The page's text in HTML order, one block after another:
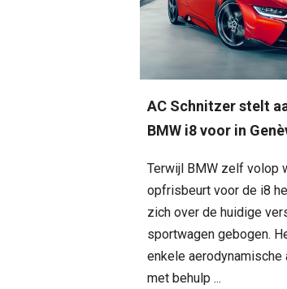
AC Schnitzer stelt
BMW i8 voor in
Terwijl BMW zelf volop
opfrisbeurt voor de i8
zich over de huidige
sportwagen gebogen.
enkele aerodynamische
met behulp ...